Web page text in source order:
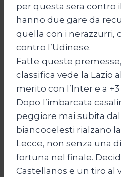
per questa sera contro
hanno due gare da
quella con i nerazzurri,
contro l’Udinese.
Fatte queste
classifica vede la Lazio
merito con l’Inter e a
Dopo l’imbarcata
peggiore mai subita dal
biancocelesti rialzano
Lecce, non senza una
fortuna nel finale.
Castellanos e un tiro al